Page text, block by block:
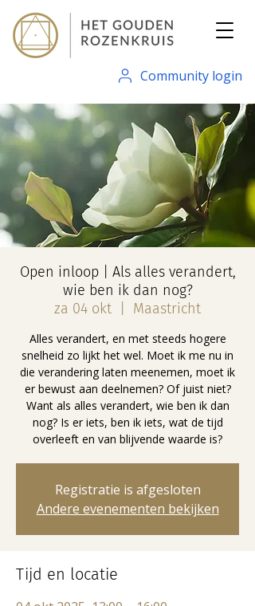
Community login
Open inloop | Als alles verandert,
wie ben ik dan nog?
za 04 okt
Maastricht
Alles verandert, en met steeds hogere
snelheid zo lijkt het wel. Moet ik me nu in
die verandering laten meenemen, moet ik
er bewust aan deelnemen? Of juist niet?
Want als alles verandert, wie ben ik dan
nog? Is er iets, ben ik iets, wat de tijd
overleeft en van blijvende waarde is?
Registratie is afgesloten
Andere evenementen bekijken
Tijd en locatie